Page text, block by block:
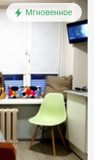
Мгновенное